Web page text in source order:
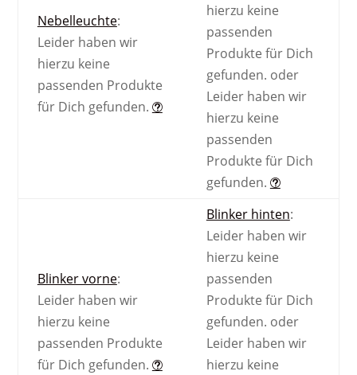
Nebel­leuchte:
Leider haben wir
hierzu keine
passenden Produkte
für Dich gefunden.
hierzu keine
passenden
Produkte für Dich
gefunden. oder
Leider haben wir
hierzu keine
passenden
Produkte für Dich
gefunden.
Blinker vorne:
Leider haben wir
hierzu keine
passenden Produkte
für Dich gefunden.
Blinker hinten:
Leider haben wir
hierzu keine
passenden
Produkte für Dich
gefunden. oder
Leider haben wir
hierzu keine